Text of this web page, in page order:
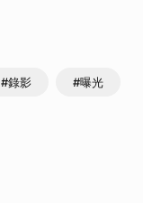
#錄影 #曝光